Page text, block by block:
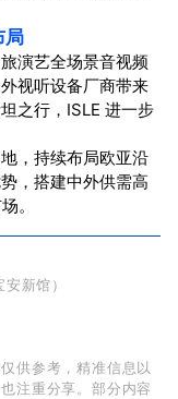
局
演艺全场景音视频
视听设备厂商带来
之行，ISLE 进一步
，持续布局欧亚沿
，搭建中外供需高
。
新馆）
供参考，精准信息以
注重分享。部分内容